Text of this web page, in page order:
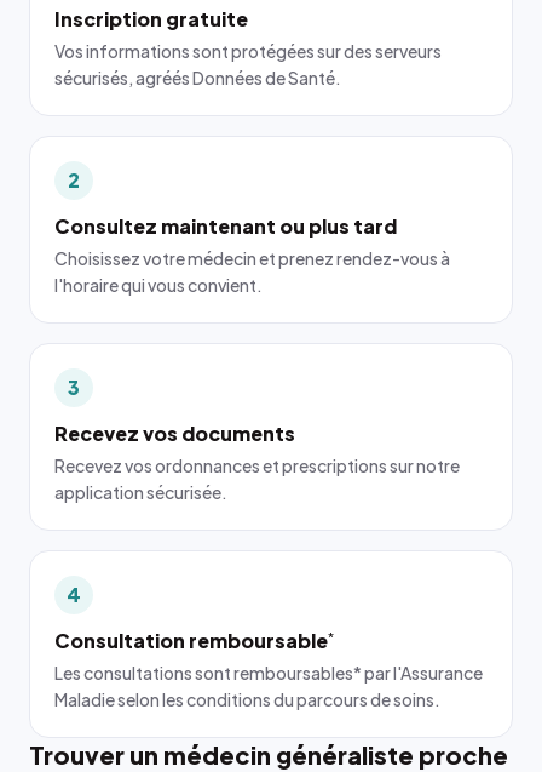
Inscription gratuite
Vos informations sont protégées sur des serveurs
sécurisés, agréés Données de Santé.
2
Consultez maintenant ou plus tard
Choisissez votre médecin et prenez rendez-vous à
l'horaire qui vous convient.
3
Recevez vos documents
Recevez vos ordonnances et prescriptions sur notre
application sécurisée.
4
Consultation remboursable*
Les consultations sont remboursables* par l'Assurance
Maladie selon les conditions du parcours de soins.
Trouver un médecin généraliste proche